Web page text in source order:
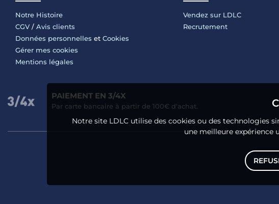
Notre Histoire
CGV / Avis clients
Données personnelles et Cookies
Gérer mes cookies
Mentions légales
Vendez sur LDLC
Recrutement
PAIEMENT EN 3/4X
Par carte bancaire à partir de 100€ d'achat.
Notre site LDLC utilise des cookies ou des technologies
une meilleure expérience